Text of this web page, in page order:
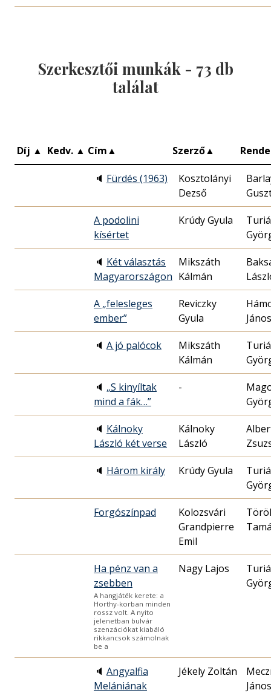
Szerkesztői munkák - 73 db
találat
Díj ▲ Kedv. ▲ Cím▲ Szerző▲
🔈 Fürdés (1963)
Kosztolányi
Dezső
A podolini
kísértet
Krúdy Gyula
🔈 Két választás
Magyarországon
Mikszáth
Kálmán
A „felesleges
ember”
Reviczky
Gyula
János
🔈 A jó palócok
Mikszáth
Kálmán
🔈 „S kinyíltak
mind a fák…”
-
🔈 Kálnoky
László két verse
Kálnoky
László
🔈 Három király Krúdy Gyula
Forgószínpad
Kolozsvári
Grandpierre
Emil
Ha pénz van a
zsebben
A hangjáték kerete: a
Horthy-korban minden
rossz volt. A nyito
jelenetban bulvár
szenzációkat kiabáló
rikkancsok számolnak
be a
Nagy Lajos
🔈 Angyalfia
Melániának
Jékely Zoltán
János